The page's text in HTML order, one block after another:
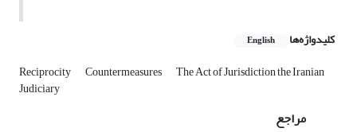
کلیدواژه‌ها English
Reciprocity Countermeasures The Act of Jurisdiction the Iranian
Judiciary
مراجع